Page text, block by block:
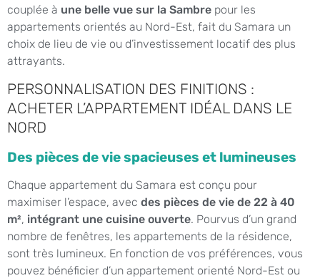
couplée à une belle vue sur la Sambre pour les
appartements orientés au Nord-Est, fait du Samara un
choix de lieu de vie ou d’investissement locatif des plus
attrayants.
PERSONNALISATION DES FINITIONS :
ACHETER L’APPARTEMENT IDÉAL DANS LE
NORD
Des pièces de vie spacieuses et lumineuses
Chaque appartement du Samara est conçu pour
maximiser l’espace, avec des pièces de vie de 22 à 40
m², intégrant une cuisine ouverte. Pourvus d’un grand
nombre de fenêtres, les appartements de la résidence,
sont très lumineux. En fonction de vos préférences, vous
pouvez bénéficier d’un appartement orienté Nord-Est ou